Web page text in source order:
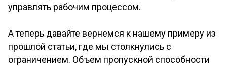
управлять рабочим процессом.
А теперь давайте вернемся к нашему примеру из
прошлой статьи, где мы столкнулись с
ограничением. Объем пропускной способности